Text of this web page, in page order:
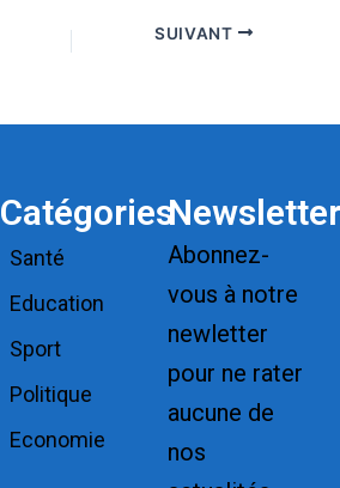
SUIVANT
Catégories
Santé
Education
Sport
Politique
Economie
Newsletter
Abonnez-
vous à notre
newletter
pour ne rater
aucune de
nos